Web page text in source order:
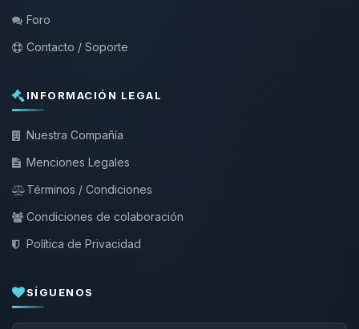
Foro
Contacto / Soporte
INFORMACIÓN LEGAL
Nuestra Compañía
Menciones Legales
Términos / Condiciones
Condiciones de colaboración
Política de Privacidad
SÍGUENOS